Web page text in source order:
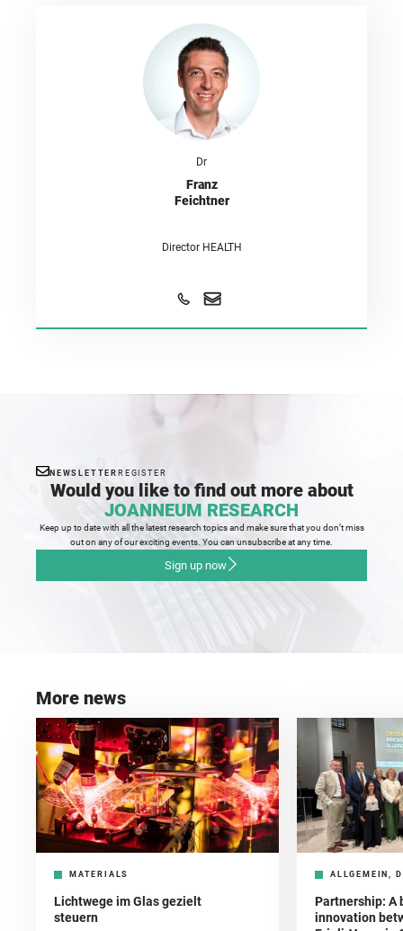
Dr
Franz
Feichtner
Director HEALTH
NEWSLETTER REGISTER
Would you like to find out more about
JOANNEUM RESEARCH
Keep up to date with all the latest research topics and make sure that you don’t miss
out on any of our exciting events. You can unsubscribe at any time.
Sign up now
More news
MATERIALS
Lichtwege im Glas gezielt
steuern
ALLGEMEIN,
Partnership: A
innovation